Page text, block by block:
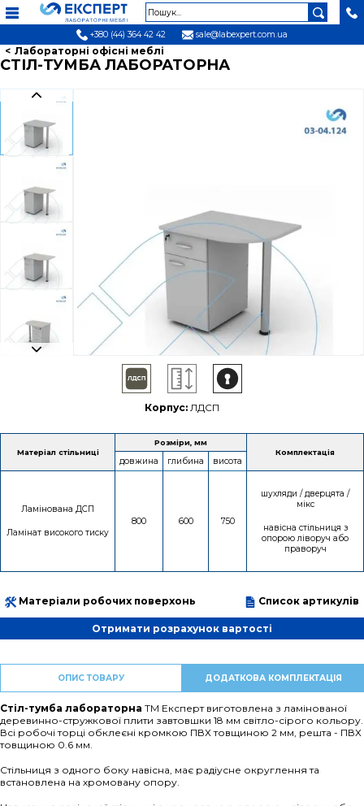
+380 (44) 364 42 42 sale@labexpert.com.ua
Лабораторні офісні меблі
СТІЛ-ТУМБА ЛАБОРАТОРНА
Корпус: ЛДСП
Матеріал стільниці
Розміри, мм
Комплектація
довжина глибина висота
Ламінована ДСП
Ламінат високого тиску
800 600 750
шухляди / дверцята /
мікс
навісна стільниця з
опорою ліворуч або
праворуч
Матеріали робочих поверхонь Список артикулів
Отримати розрахунок вартості
ОПИС ТОВАРУ ДОДАТКОВА КОМПЛЕКТАЦІЯ
Стіл-тумба лабораторна ТМ Експерт виготовлена з ламінованої
деревинно-стружкової плити завтовшки 18 мм світло-сірого кольору.
Всі робочі торці обклеєні кромкою ПВХ товщиною 2 мм, решта - ПВХ
товщиною 0.6 мм.
Стільниця з одного боку навісна, має радіусне округлення та
встановлена на хромовану опору.